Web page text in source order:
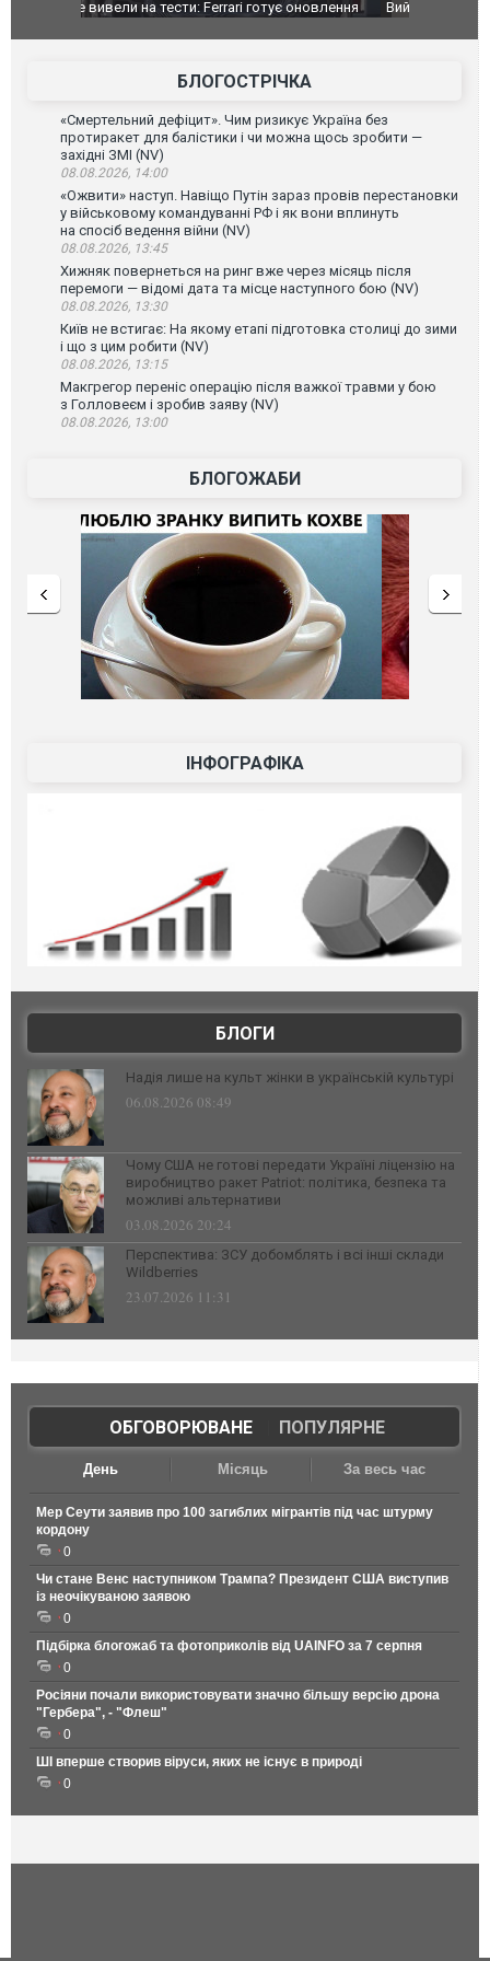
Вийшов трейлер нової екранізації легендарного
фільму "Афера Томаса Крауна"
БЛОГОСТРІЧКА
«Смертельний дефіцит». Чим ризикує Україна без
протиракет для балістики і чи можна щось зробити —
західні ЗМІ (NV)
08.08.2026, 14:00
«Ожвити» наступ. Навіщо Путін зараз провів перестановки
у військовому командуванні РФ і як вони вплинуть
на спосіб ведення війни (NV)
08.08.2026, 13:45
Хижняк повернеться на ринг вже через місяць після
перемоги — відомі дата та місце наступного бою (NV)
08.08.2026, 13:30
Київ не встигає: На якому етапі підготовка столиці до зими
і що з цим робити (NV)
08.08.2026, 13:15
Макгрегор переніс операцію після важкої травми у бою
з Голловеєм і зробив заяву (NV)
08.08.2026, 13:00
БЛОГОЖАБИ
ІНФОГРАФІКА
БЛОГИ
Надія лише на культ жінки в українській культурі
06.08.2026 08:49
Чому США не готові передати Україні ліцензію на
виробництво ракет Patriot: політика, безпека та
можливі альтернативи
03.08.2026 20:24
Перспектива: ЗСУ добомблять і всі інші склади
Wildberries
23.07.2026 11:31
ОБГОВОРЮВАНЕ| ПОПУЛЯРНЕ
День Місяць За весь час
Мер Сеути заявив про 100 загиблих мігрантів під час штурму
кордону
0
Чи стане Венс наступником Трампа? Президент США виступив
із неочікуваною заявою
0
Підбірка блогожаб та фотоприколів від UAINFO за 7 серпня
0
Росіяни почали використовувати значно більшу версію дрона
"Гербера", - "Флеш"
0
ШІ вперше створив віруси, яких не існує в природі
0